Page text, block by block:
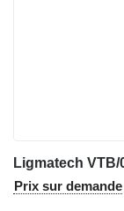
Ligmatech VTB/
Prix sur demande